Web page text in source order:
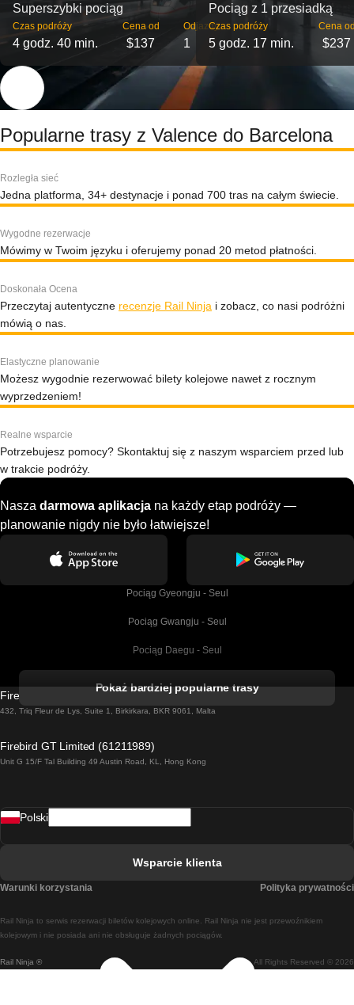
Superszybki pociąg
Czas podróży
4 godz. 40 min.
Cena od
$137
Odjazdy
1
Pociąg z 1 przesiadką
Czas podróży
5 godz. 17 min.
Cena
$237
Popularne trasy z Valence do Barcelona
Rozległa sieć
Jedna platforma, 34+ destynacje i ponad 700 tras na całym świecie.
Wygodne rezerwacje
Mówimy w Twoim języku i oferujemy ponad 20 metod płatności.
Doskonała Ocena
Przeczytaj autentyczne recenzje Rail Ninja i zobacz, co nasi podróżni
mówią o nas.
Elastyczne planowanie
Możesz wygodnie rezerwować bilety kolejowe nawet z rocznym
wyprzedzeniem!
Realne wsparcie
Potrzebujesz pomocy? Skontaktuj się z naszym wsparciem przed lub
w trakcie podróży.
Nasza darmowa aplikacja na każdy etap podróży —
planowanie nigdy nie było łatwiejsze!
Pociąg Gyeongju - Seul
Pociąg Gwangju - Seul
Pociąg Daegu - Seul
Pociąg Dublin - Galway
Pociąg Rzym - Neapol
Pociąg Madryt - Lizbona
Pociąg Madryt - Barcelona
Pokaż bardziej popularne trasy
Firebird GT Limited (OC 1451)
432, Triq Fleur de Lys, Suite 1, Birkirkara, BKR 9061, Malta
Firebird GT Limited (61211989)
Unit G 15/F Tal Building 49 Austin Road, KL, Hong Kong
Rail Ninja ® All Rights Reserved © 2026
Rail Ninja to serwis rezerwacji biletów kolejowych online. Rail Ninja nie jest przewoźnikiem
kolejowym i nie posiada ani nie obsługuje żadnych pociągów.
Polski
Wsparcie klienta
Warunki korzystania Polityka prywatności